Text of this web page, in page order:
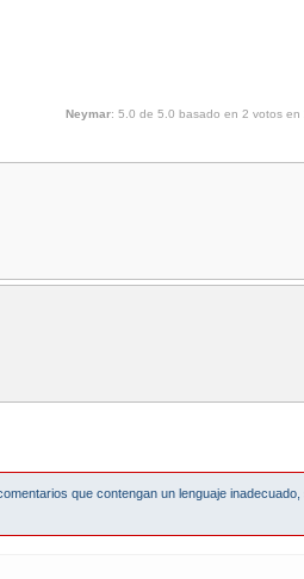
Neymar: 5.0 de 5.0 basado en 2 votos en
que contengan un lenguaje inadecuado,